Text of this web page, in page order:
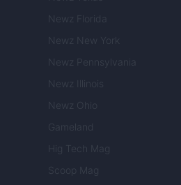
Newz Florida
Newz New York
Newz Pennsylvania
Newz Illinois
Newz Ohio
Gameland
Hig Tech Mag
Scoop Mag